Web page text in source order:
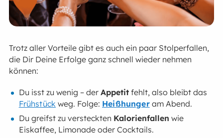
Trotz aller Vorteile gibt es auch ein paar Stolperfallen,
die Dir Deine Erfolge ganz schnell wieder nehmen
können:
Du isst zu wenig – der Appetitfehlt, also bleibt das
Frühstück weg. Folge: Heißhungeram Abend.
Du greifst zu versteckten Kalorienfallen wie
Eiskaffee, Limonade oder Cocktails.